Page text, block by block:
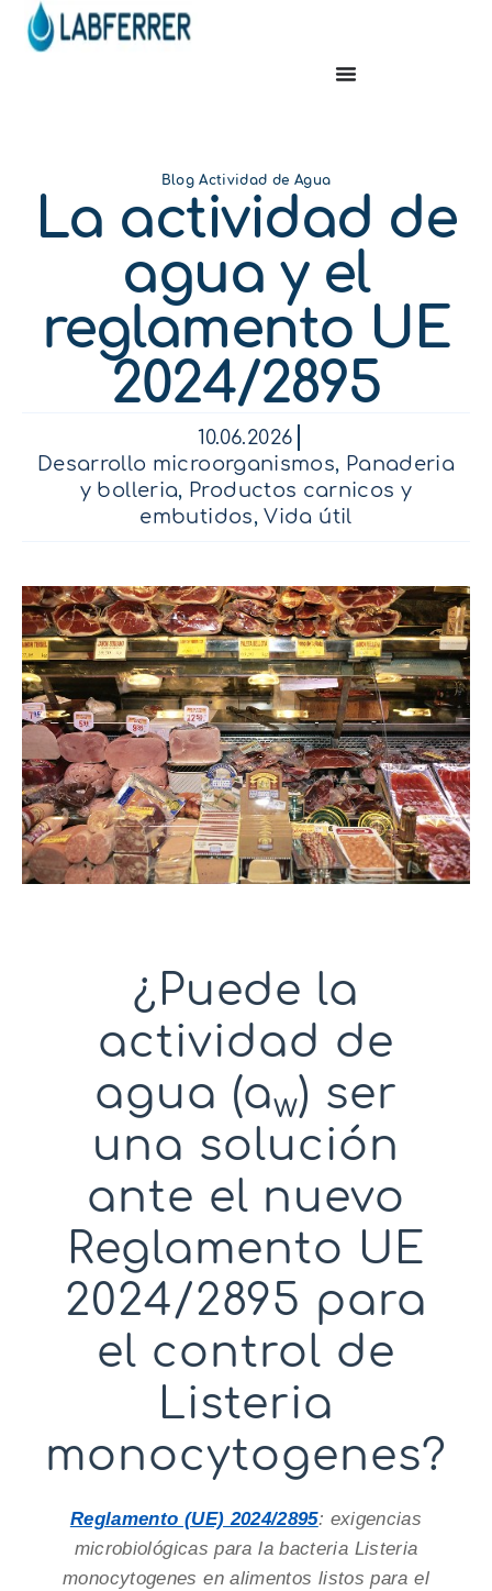
Blog Actividad de Agua
La actividad de
agua y el
reglamento UE
2024/2895
10.06.2026
Desarrollo microorganismos, Panaderia
y bolleria, Productos carnicos y
embutidos,Vida útil
¿Puede la
actividad de
agua (aw) ser
una solución
ante el nuevo
Reglamento UE
2024/2895 para
el control de
Listeria
monocytogenes?
Reglamento (UE) 2024/2895: exigencias
microbiológicas para la bacteria Listeria
monocytogenes en alimentos listos para el